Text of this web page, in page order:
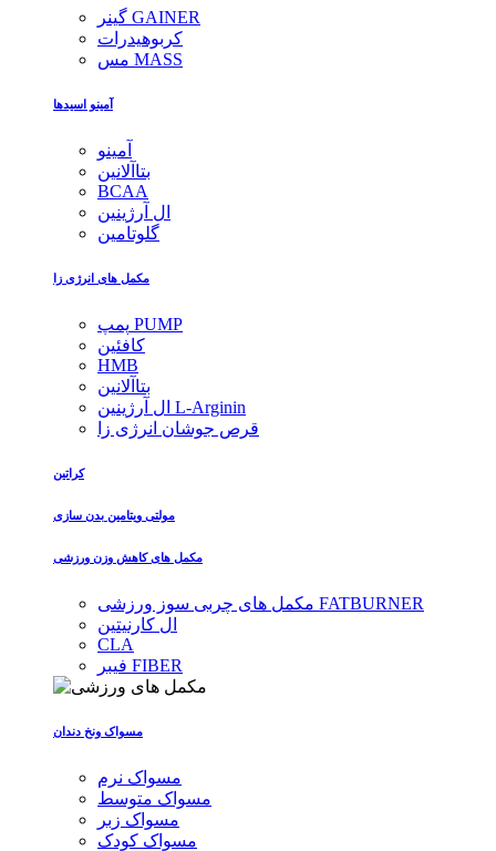
گینر GAINER
کربوهیدرات
مس MASS
آمینو اسیدها
آمینو
بتاآلانین
BCAA
ال آرژینین
گلوتامین
مکمل های انرژی زا
پمپ PUMP
کافئین
HMB
بتاآلانین
ال آرژینین L-Arginin
قرص جوشان انرژی زا
کراتین
مولتی ویتامین بدن سازی
مکمل های کاهش وزن ورزشی
مکمل های چربی سوز ورزشی FATBURNER
ال کارنیتین
CLA
فیبر FIBER
مسواک ونخ دندان
مسواک نرم
مسواک متوسط
مسواک زبر
مسواک کودک